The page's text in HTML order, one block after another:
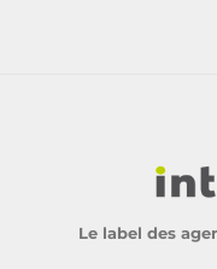
Le label des